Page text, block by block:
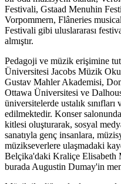
Festivali, Gstaad Menuhin
Vorpommern, Flâneries
Festivali gibi uluslararası
almıştır.
Pedagoji ve müzik erişimine
Üniversitesi Jacobs Müzik
Gustav Mahler Akademisi,
Ottawa Üniversitesi ve
üniversitelerde ustalık
edilmektedir. Konser
kitlesi oluşturarak, sosyal
sanatıyla genç insanlara,
müzikseverlere ulaşmadaki
Belçika'daki Kraliçe Elisabeth
burada Augustin Dumay'in